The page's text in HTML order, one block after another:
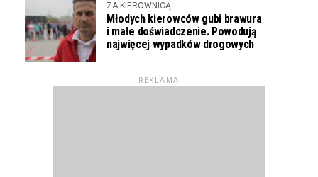
ZA KIEROWNICĄ
Młodych kierowców gubi brawura
i małe doświadczenie. Powodują
najwięcej wypadków drogowych
REKLAMA